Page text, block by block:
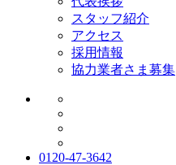
スタッフ紹介
アクセス
採用情報
協力業者さま募集
0120-47-3642